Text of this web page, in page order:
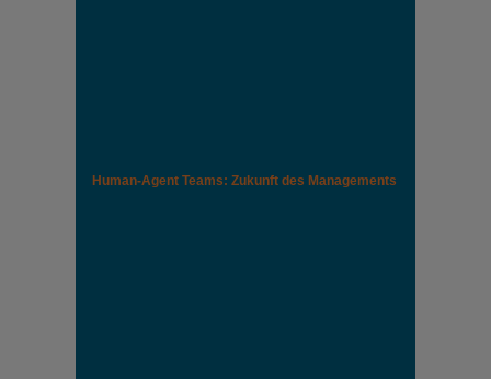
Human-Agent Teams: Zukunft des Managements